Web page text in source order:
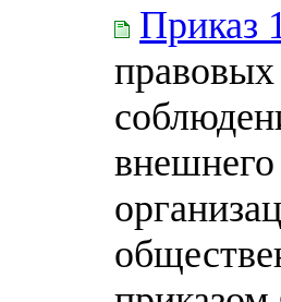
Приказ
внешнего